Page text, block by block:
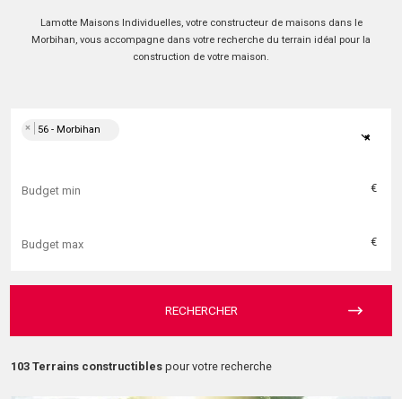
Lamotte Maisons Individuelles, votre constructeur de maisons dans le
Morbihan, vous accompagne dans votre recherche du terrain idéal pour la
construction de votre maison.
×
× 56 - Morbihan
€
€
RECHERCHER
103 Terrains constructibles pour votre recherche